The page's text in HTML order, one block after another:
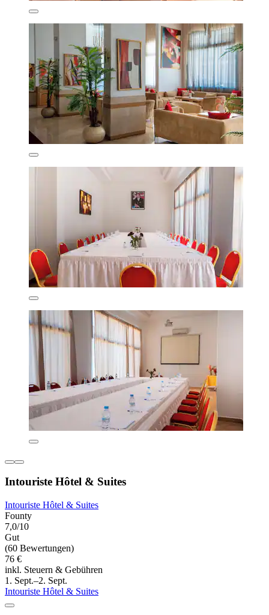
Intouriste Hôtel & Suites
Intouriste Hôtel & Suites
Founty
7,0/10
Gut
(60 Bewertungen)
76 €
inkl. Steuern & Gebühren
1. Sept.–2. Sept.
Intouriste Hôtel & Suites